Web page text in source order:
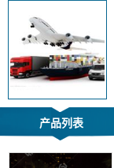
产品列表